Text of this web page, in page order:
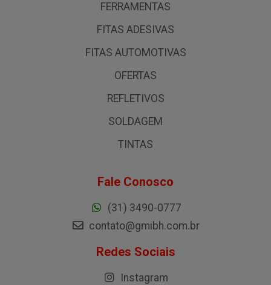
FERRAMENTAS
FITAS ADESIVAS
FITAS AUTOMOTIVAS
OFERTAS
REFLETIVOS
SOLDAGEM
TINTAS
Fale Conosco
(31) 3490-0777
contato@gmibh.com.br
Redes Sociais
Instagram